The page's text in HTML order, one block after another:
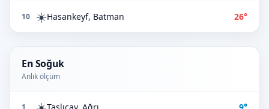
10 ☀️Hasankeyf, Batman 26°
En Soğuk
Anlık ölçüm
1